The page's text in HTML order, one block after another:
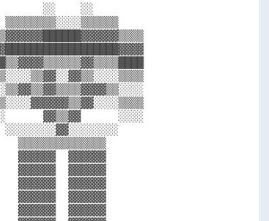
░░    ░░
▒▒▒▒▒▒▒▒░░░░▒▒▒▒▒▒
▓▓▒▒▓▓      ░░░░
░░░░░░░░▓▓░░░░░░░░
▒▒▒▒▒▒▒▒▒▒▒▒▒▒
▓▓▓▓▓▓  ▓▓▓▓▓▓
▓▓▓▓▓▓  ▓▓▓▓▓▓
▓▓▓▓▓▓  ▓▓▓▓▓▓
▓▓▓▓▓▓  ▓▓▓▓▓▓
▓▓▓▓▓▓  ▓▓▓▓▓▓